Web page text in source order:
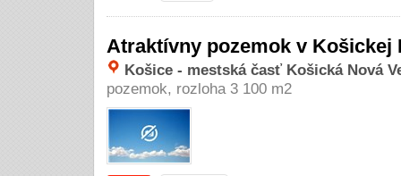
Atraktívny pozemok v Košickej
Košice - mestská časť Košická Nová
pozemok, rozloha 3 100 m2